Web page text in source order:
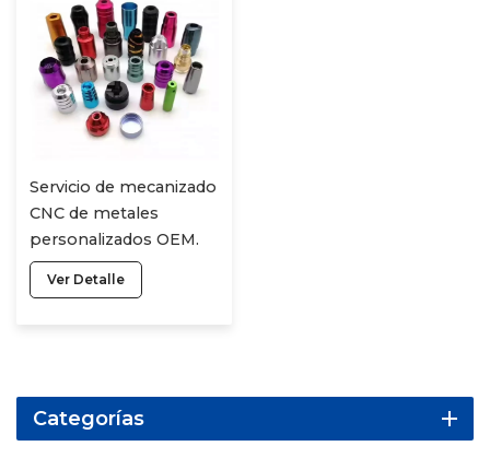
Servicio de mecanizado
CNC de metales
personalizados OEM.
Piezas de aluminio
mecanizadas por CNC
Ver Detalle
Categorías